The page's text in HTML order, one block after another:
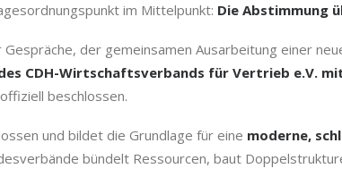
im Mittelpunkt: Die Abstimmung
Gespräche, der gemeinsamen Ausarbeitung einer
CDH-Wirtschaftsverbands für Vertrieb e.V.
offiziell beschlossen.
und bildet die Grundlage für eine moderne,
bündelt Ressourcen, baut